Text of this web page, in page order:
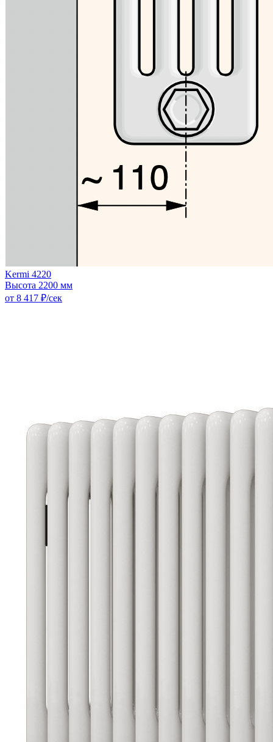
Kermi 4220
Высота 2200 мм
от 8 417 ₽/сек